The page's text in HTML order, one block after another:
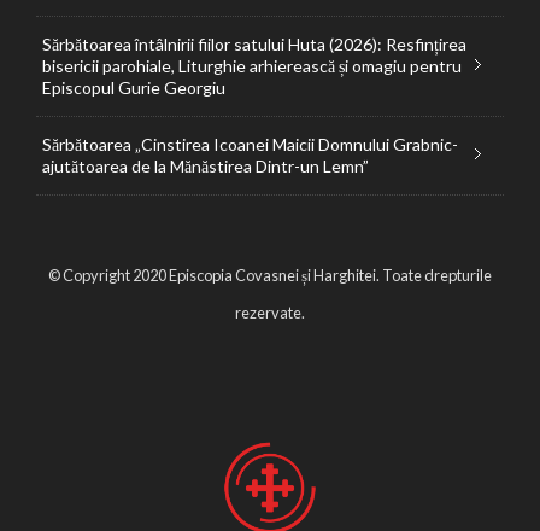
Sărbătoarea întâlnirii fiilor satului Huta (2026): Resfințirea
bisericii parohiale, Liturghie arhierească și omagiu pentru
Episcopul Gurie Georgiu
Sărbătoarea „Cinstirea Icoanei Maicii Domnului Grabnic-
ajutătoarea de la Mănăstirea Dintr-un Lemn”
© Copyright 2020 Episcopia Covasnei și Harghitei. Toate drepturile
rezervate.